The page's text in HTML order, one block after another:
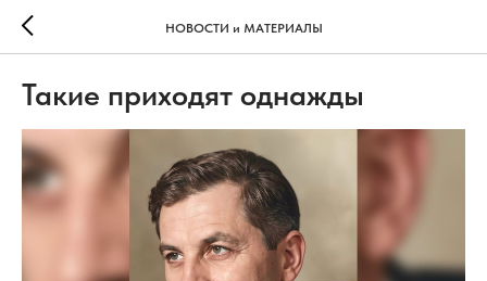
НОВОСТИ и МАТЕРИАЛЫ
Такие приходят однажды